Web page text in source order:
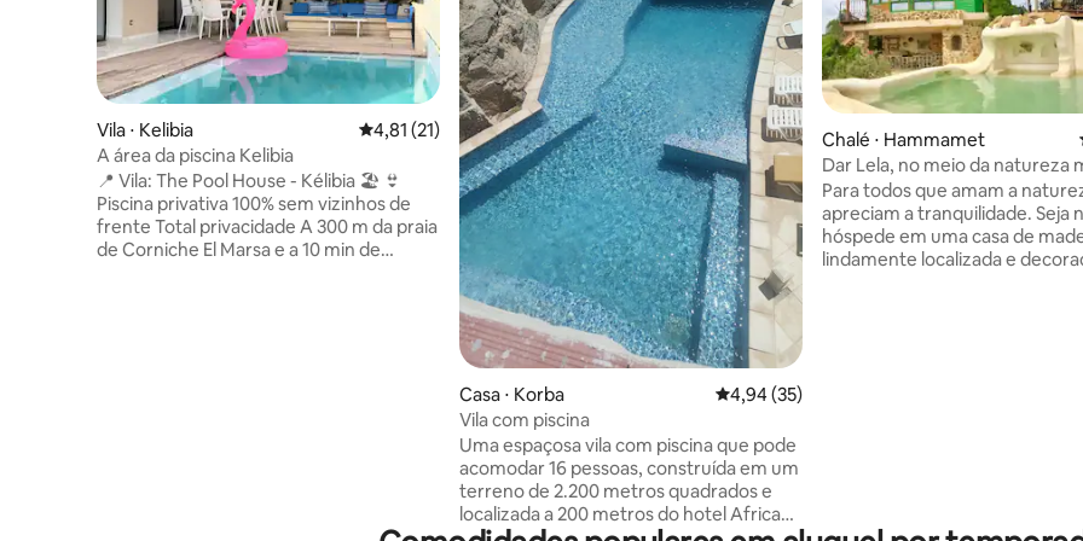
Vila ⋅ Kelibia 4,81 de uma avaliação média de 5, 21 avaliações
4,81 (21)
A área da piscina Kelibia
📍 Vila: The Pool House - Kélibia 🏖️ 👙
Piscina privativa 100% sem vizinhos de
frente Total privacidade A 300 m da praia
de Corniche El Marsa e a 10 min de
Casa ⋅ Korba 4,94 de uma avaliação média de 5, 35
4,94 (35)
Vila com piscina
Uma espaçosa vila com piscina que pode
acomodar 16 pessoas, construída em um
terreno de 2.200 metros quadrados e
localizada a 200 metros do hotel Africa
Chalé ⋅ Hammamet
Dar Lela, no meio da natureza
bonita
Para todos que amam a
apreciam a tranquilidade. Seja nosso
hóspede em uma casa de
lindamente localizada e